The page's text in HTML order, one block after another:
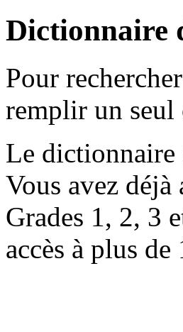
Dictionnaire
Pour
remplir un seul
Le dictionnaire
Vous avez
Grades 1, 2, 3
accès à plus